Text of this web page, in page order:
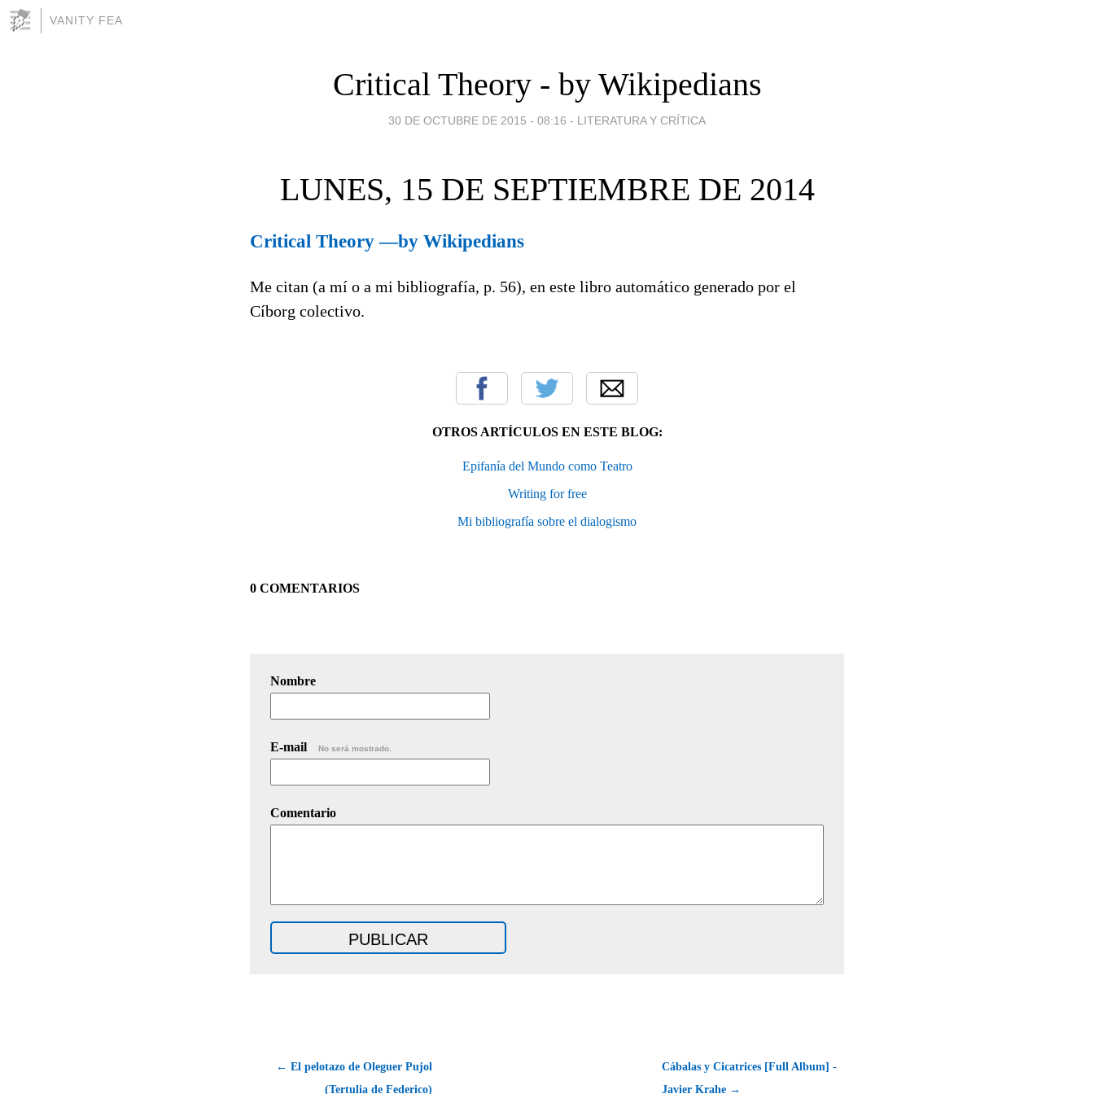
VANITY FEA
Critical Theory - by Wikipedians
30 DE OCTUBRE DE 2015 - 08:16 - LITERATURA Y CRÍTICA
LUNES, 15 DE SEPTIEMBRE DE 2014
Critical Theory —by Wikipedians
Me citan (a mí o a mi bibliografía, p. 56), en este libro automático generado por el
Cíborg colectivo.
OTROS ARTÍCULOS EN ESTE BLOG:
Epifanía del Mundo como Teatro
Writing for free
Mi bibliografía sobre el dialogismo
0 COMENTARIOS
Nombre
E-mail No será mostrado.
Comentario
← El pelotazo de Oleguer Pujol
(Tertulia de Federico)
Cábalas y Cicatrices [Full Album] -
Javier Krahe →